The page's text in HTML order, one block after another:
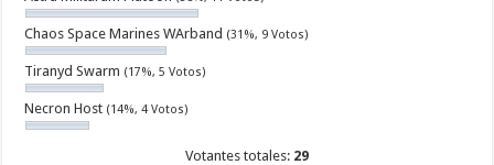
Chaos Space Marines WArband (31%, 9 Votos)
Tiranyd Swarm (17%, 5 Votos)
Necron Host (14%, 4 Votos)
Votantes totales: 29